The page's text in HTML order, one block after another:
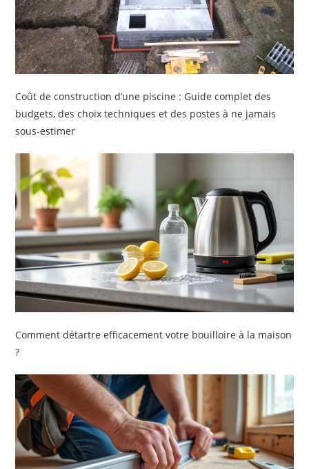
Coût de construction d’une piscine : Guide complet des
budgets, des choix techniques et des postes à ne jamais
sous-estimer
Comment détartre efficacement votre bouilloire à la maison
?